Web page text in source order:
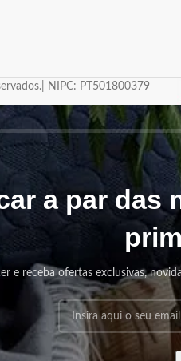
NIPC: PT501800379
a par das
e receba ofertas exclusivas,